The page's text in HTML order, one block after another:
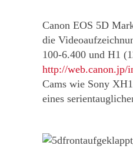
Canon EOS 5D
die
100-6.400 und H1
http://web.canon.jp/
Cams wie Sony
eines